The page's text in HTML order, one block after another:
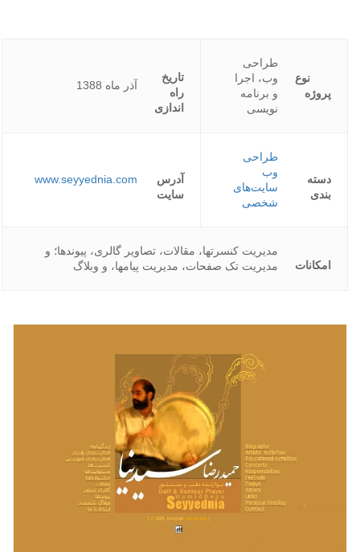
نوع
پروژه
طراحی
وب، اجرا
و برنامه
نویسی
تاریخ
راه
اندازی
آذر ماه 1388
دسته
بندی
طراحی
وب
سایت‌های
شخصی
آدرس
سایت
www.seyyednia.com
امکانات
مدیریت کنسرتها، مقالات، تصاویر گالری، پیوندها؛ و
مدیریت تک صفحات، مدیریت پیامها، و وبلاگ